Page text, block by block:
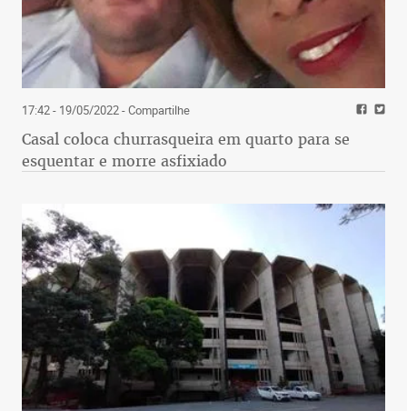
17:42 - 19/05/2022- Compartilhe
Casal coloca churrasqueira em quarto para se
esquentar e morre asfixiado